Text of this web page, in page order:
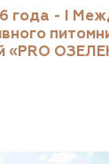
года - I
«PRO